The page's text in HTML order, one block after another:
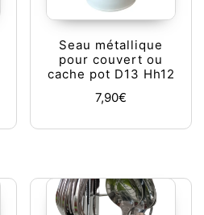
Seau métallique
pour couvert ou
cache pot D13 Hh12
7,90€